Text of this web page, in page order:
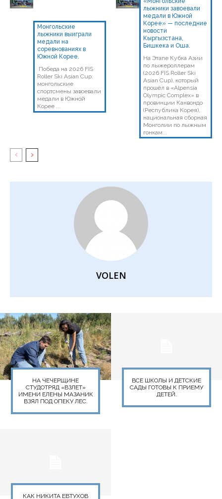
Монгольские
лыжники выиграли
медали на
соревнованиях в
Южной Корее.
Roller Ski Asian Cup:
монгольские
спортсмены завоевали
медали в Южной
Корее ...
лыжники завоевали
медали в Южной
Корее» — последние
новости
Кыргызстана,
Бишкека и Оша.
На Этапе Кубка Азии
по лыжероллерам
(2026 FIS Roller Ski
Asian Cup), который
прошёл в «Alpensia
Olympic Complex» в
провинции Канвондо
(Республика Корея),
национальная сборная
Монголии по лыжным
гонкам...
VOLEN
НА ЧЕЧЕРЩИНЕ
СТУДОТРЯД «ВЗЛЕТ»
ИМЕНИ ЕЛЕНЫ МАЗАНИК
ВЗЯЛ ПОД ОПЕКУ ЛЕС.
ВСЕ ШКОЛЫ И ДЕТСКИЕ
САДЫ ГОТОВЫ К ПРИЕМУ
ДЕТЕЙ.
КАК НИКИТА ЕВТУХОВ